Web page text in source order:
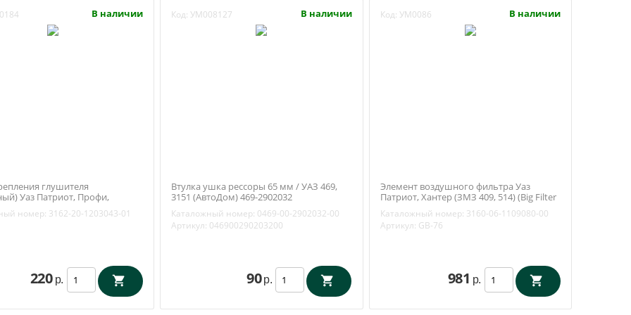
В наличии
глушителя
Уаз Патриот, Профи,
01
номер: 3162-20-1203043-01
220 р.
Код: УМ008127 В наличии
Втулка ушка рессоры 65 мм / УАЗ 469,
3151 (АвтоДом) 469-2902032
Каталожный номер: 0469-00-2902032-00
Артикул: 046900290203200
90 р.
Код: УМ0086 В наличии
Элемент воздушного фильтра Уаз
Патриот, Хантер (ЗМЗ 409, 514) (Big Filter
Каталожный номер: 3160-06-1109080-00
Артикул: GB-76
981 р.